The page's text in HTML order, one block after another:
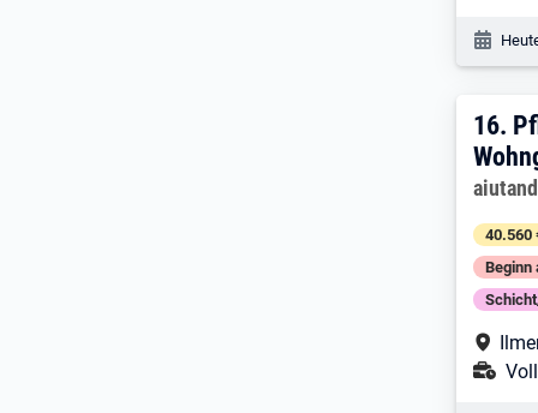
16.
16.
40.560
Beginn